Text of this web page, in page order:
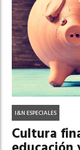
I&N ESPECIALES
Cultura